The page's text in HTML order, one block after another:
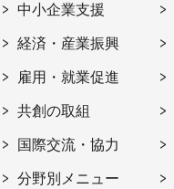
中小企業支援
経済・産業振興
雇用・就業促進
共創の取組
国際交流・協力
分野別メニュー